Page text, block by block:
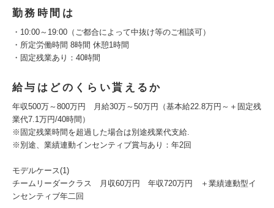
勤務時間は
・10:00～19:00（ご都合によって中抜け等のご相談可）
・所定労働時間 8時間 休憩1時間
・固定残業あり：40時間
給与はどのくらい貰えるか
年収500万～800万円 月給30万～50万円（基本給22.8万円～＋固定残
業代7.1万円/40時間）
※固定残業時間を超過した場合は別途残業代支給.
※別途、業績連動インセンティブ賞与あり：年2回
モデルケース(1)
チームリーダークラス 月収60万円 年収720万円 ＋業績連動型イ
ンセンティブ年二回